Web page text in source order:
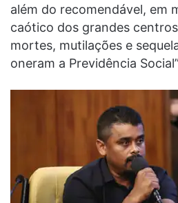
além do recomendável, em
caótico dos grandes
mortes, mutilações e
oneram a Previdência